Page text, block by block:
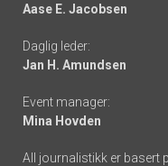
-
links
Aase E. Jacobsen
Daglig leder:
Jan H. Amundsen
Event manager:
Mina Hovden
All journalistikk er basert